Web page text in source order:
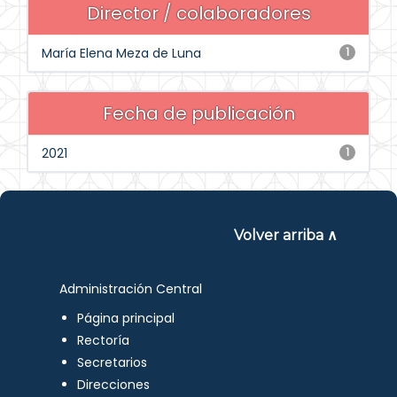
Director / colaboradores
1
María Elena Meza de Luna
Fecha de publicación
1
2021
Volver arriba ∧
Administración Central
Página principal
Rectoría
Secretarios
Direcciones